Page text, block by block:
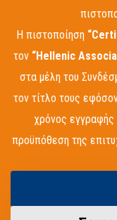
Η πιστοποίηση
τον “Hellenic
στα μέλη του
τον τίτλο τους
χρόνος εγγραφής
προϋπόθεση της